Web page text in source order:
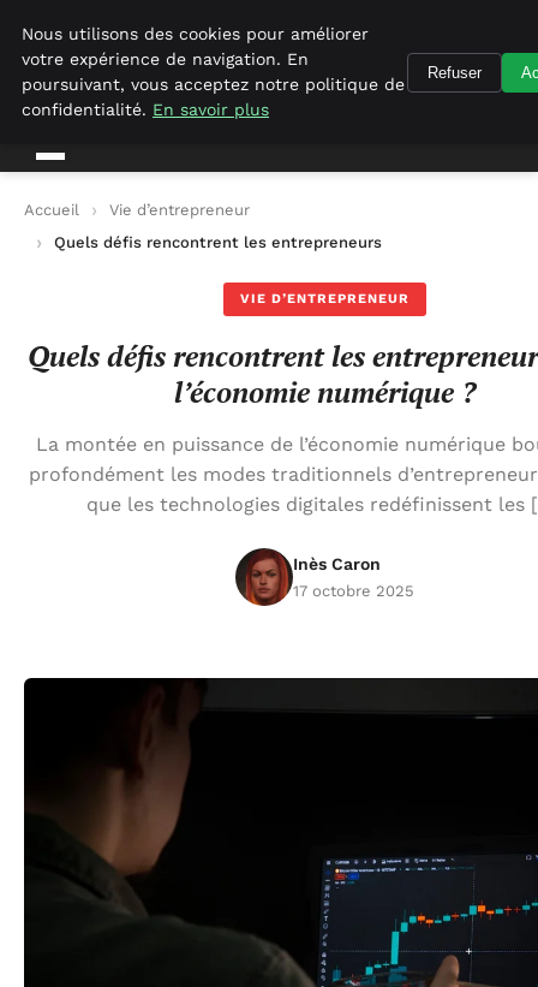
Geekgumbo
Accueil
Vie d’entrepreneur
Quels défis rencontrent les entrepreneurs dans l’économie
VIE D’ENTREPRENEUR
Quels défis rencontrent les
l’économie numérique ?
La montée en puissance de l’économie numérique
profondément les modes traditionnels
que les technologies digitales redéfinissent les
Inès Caron
17 octobre 2025
Nous utilisons des cookies pour améliorer
votre expérience de navigation. En
poursuivant, vous acceptez notre politique de
confidentialité. En savoir plus
Refuser